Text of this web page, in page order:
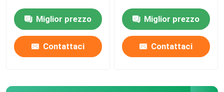
Miglior prezzo
Contattaci
Miglior prezzo
Contattaci